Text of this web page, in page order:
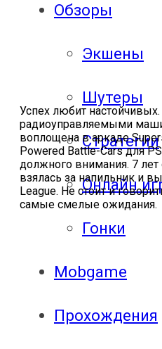
Обзоры
Экшены
Шутеры
Стратегии
Онлайн
Гонки
Mobgame
Прохождения
Успех любит
радиоуправляемыми
воплощена в аркаде
Powered Battle-Cars для
должного внимания. 7 лет
взялась за напильник и
League. Не стоит и
самые смелые ожидания.